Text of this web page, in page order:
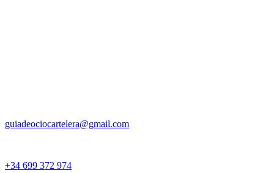
guiadeociocartelera@gmail.com
+34 699 372 974